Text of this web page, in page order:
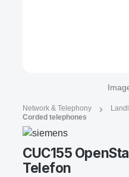
Network & Telephony
Corded telephones
CUC155
Telefon